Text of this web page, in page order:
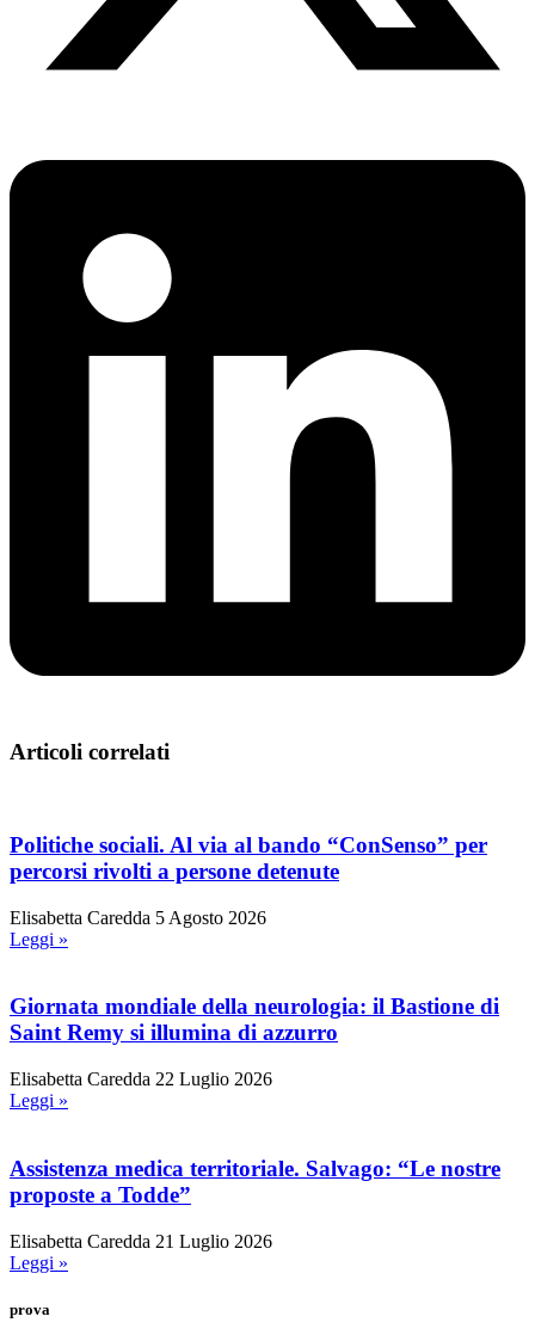
Articoli correlati
Politiche sociali. Al via al bando “ConSenso” per
percorsi rivolti a persone detenute
Elisabetta Caredda 5 Agosto 2026
Leggi »
Giornata mondiale della neurologia: il Bastione di
Saint Remy si illumina di azzurro
Elisabetta Caredda 22 Luglio 2026
Leggi »
Assistenza medica territoriale. Salvago: “Le nostre
proposte a Todde”
Elisabetta Caredda 21 Luglio 2026
Leggi »
prova